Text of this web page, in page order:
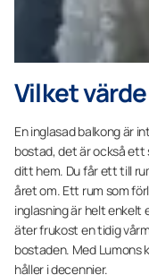
Vilket
En inglasad balkong är
bostad, det är också ett
ditt hem. Du får ett till
året om. Ett rum som
inglasning är helt enkelt
äter frukost en tidig
bostaden. Med Lumons
håller i decennier.